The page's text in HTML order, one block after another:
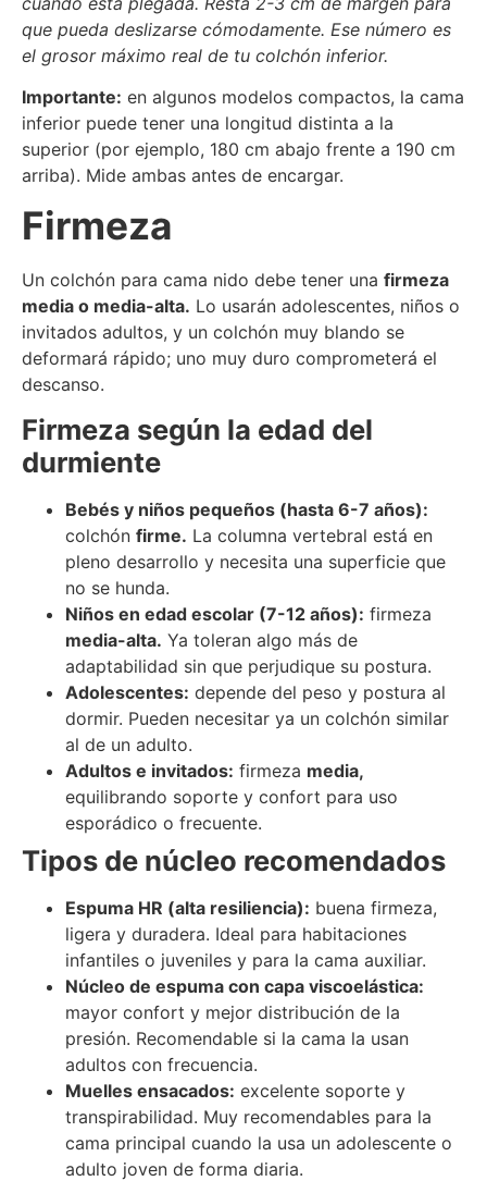
que pueda deslizarse cómodamente. Ese número es
el grosor máximo real de tu colchón inferior.
Importante: en algunos modelos compactos, la cama
inferior puede tener una longitud distinta a la
superior (por ejemplo, 180 cm abajo frente a 190 cm
arriba). Mide ambas antes de encargar.
Firmeza
Un colchón para cama nido debe tener una firmeza
media o media-alta. Lo usarán adolescentes, niños o
invitados adultos, y un colchón muy blando se
deformará rápido; uno muy duro comprometerá el
descanso.
Firmeza según la edad del
durmiente
Bebés y niños pequeños (hasta 6-7 años):
colchón firme. La columna vertebral está en
pleno desarrollo y necesita una superficie que
no se hunda.
Niños en edad escolar (7-12 años): firmeza
media-alta. Ya toleran algo más de
adaptabilidad sin que perjudique su postura.
Adolescentes: depende del peso y postura al
dormir. Pueden necesitar ya un colchón similar
al de un adulto.
Adultos e invitados: firmeza media,
equilibrando soporte y confort para uso
esporádico o frecuente.
Tipos de núcleo recomendados
Espuma HR (alta resiliencia): buena firmeza,
ligera y duradera. Ideal para habitaciones
infantiles o juveniles y para la cama auxiliar.
Núcleo de espuma con capa viscoelástica:
mayor confort y mejor distribución de la
presión. Recomendable si la cama la usan
adultos con frecuencia.
Muelles ensacados: excelente soporte y
transpirabilidad. Muy recomendables para la
cama principal cuando la usa un adolescente o
adulto joven de forma diaria.